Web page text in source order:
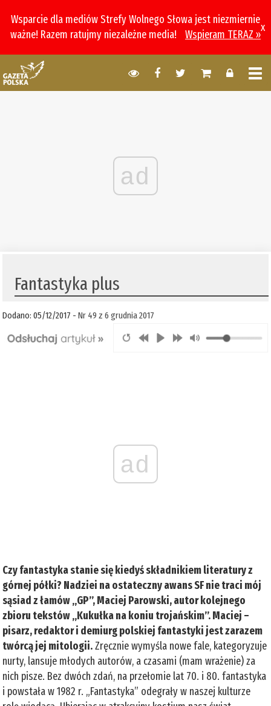
Wsparcie dla mediów Strefy Wolnego Słowa jest niezmiernie
ważne! Razem ratujmy niezależne media!
Wspieram TERAZ »
x
ad
Fantastyka plus
Dodano: 05/12/2017 -Nr 49 z 6 grudnia 2017
ad
Czy fantastyka stanie się kiedyś składnikiem literatury z
górnej półki? Nadziei na ostateczny awans SF nie traci mój
sąsiad z łamów „GP”, Maciej Parowski, autor kolejnego
zbioru tekstów „Kukułka na koniu trojańskim”. Maciej –
pisarz, redaktor i demiurg polskiej fantastyki jest zarazem
twórcą jej mitologii.Zręcznie wymyśla nowe fale, kategoryzuje
nurty, lansuje młodych autorów, a czasami (mam wrażenie) za
nich pisze. Bez dwóch zdań, na przełomie lat 70. i 80. fantastyka
i powstała w 1982 r. „Fantastyka” odegrały w naszej kulturze